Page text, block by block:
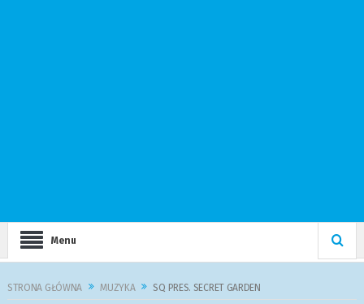
Menu
STRONA GŁÓWNA MUZYKA SQ PRES. SECRET GARDEN